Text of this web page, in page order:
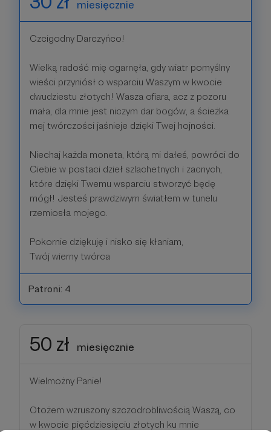
miesięcznie
Czcigodny Darczyńco!
Wielką radość mię ogarnęła, gdy wiatr pomyślny
wieści przyniósł o wsparciu Waszym w kwocie
dwudziestu złotych! Wasza ofiara, acz z pozoru
mała, dla mnie jest niczym dar bogów, a ścieżka
mej twórczości jaśnieje dzięki Twej hojności.
Niechaj każda moneta, którą mi dałeś, powróci do
Ciebie w postaci dzieł szlachetnych i zacnych,
które dzięki Twemu wsparciu stworzyć będę
mógł! Jesteś prawdziwym światłem w tunelu
rzemiosła mojego.
Pokornie dziękuję i nisko się kłaniam,
Twój wierny twórca
Patroni: 4
50 zł miesięcznie
Wielmożny Panie!
Otożem wzruszony szczodrobliwością Waszą, co
w kwocie pięćdziesięciu złotych ku mnie